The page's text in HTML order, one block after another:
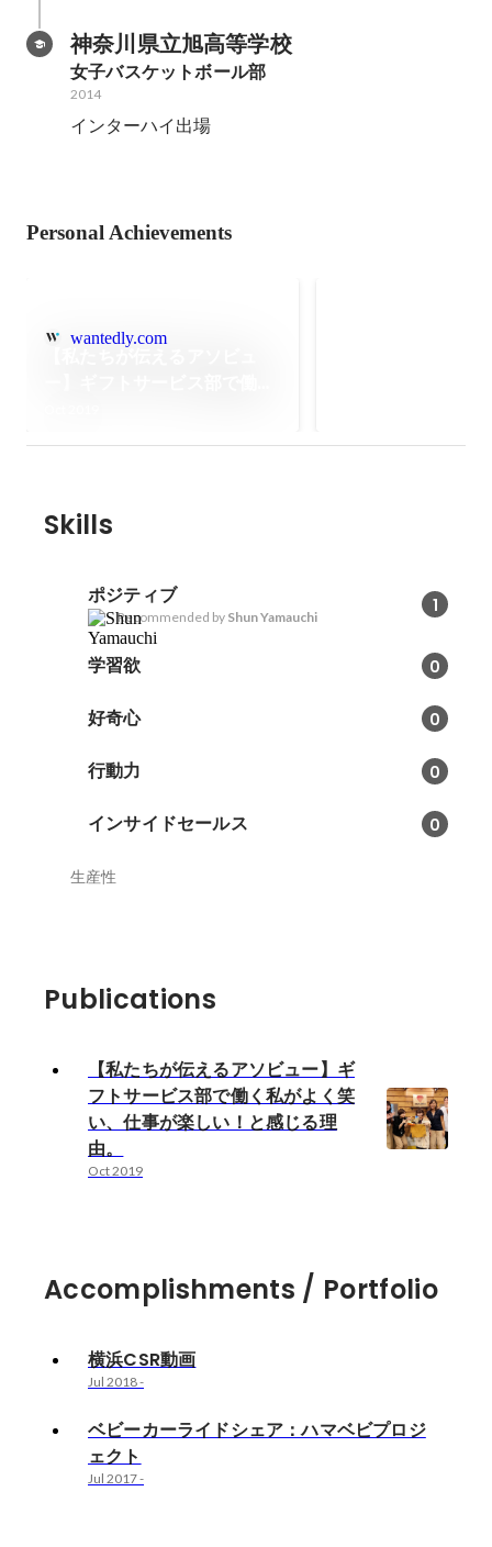
神奈川県立旭高等学校
女子バスケットボール部
2014
インターハイ出場
Personal Achievements
wantedly.com
Skills
ポジティブ 1
Recommended by Shun Yamauchi
学習欲 0
好奇心 0
行動力 0
インサイドセールス 0
生産性
Publications
【私たちが伝えるアソビュー】ギ
フトサービス部で働く私がよく笑
い、仕事が楽しい！と感じる理
由。
Oct 2019
Accomplishments / Portfolio
横浜CSR動画
Jul 2018-
ベビーカーライドシェア：ハマベビプロジ
ェクト
Jul 2017-